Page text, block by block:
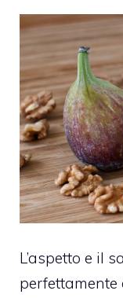
L’aspetto e il
perfettamente